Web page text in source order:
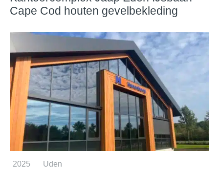
Cape Cod houten gevelbekleding
2025 Uden